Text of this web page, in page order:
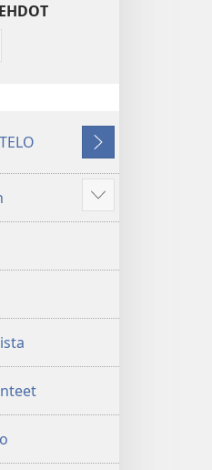
Seuraava
Näytä
enemmän